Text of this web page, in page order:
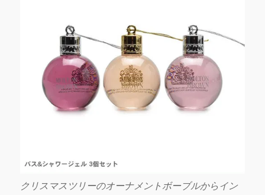
クリスマスツリーのオーナメントボーブルからイン